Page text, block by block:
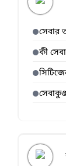
সেবার
কী